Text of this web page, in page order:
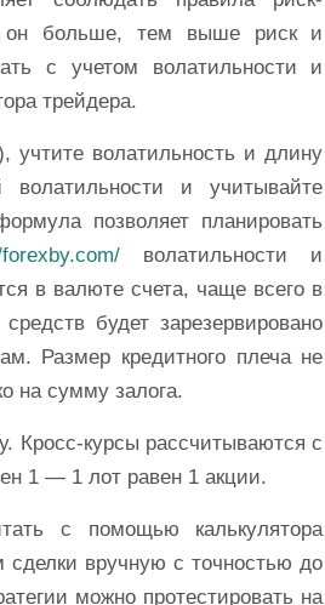
он больше, тем выше риск и
с учетом волатильности и
трейдера.
учтите волатильность и длину
и учитывайте
позволяет планировать
волатильности и
в валюте счета, чаще всего в
будет зарезервировано
Размер кредитного плеча не
на сумму залога.
Кросс-курсы рассчитываются с
1 — 1 лот равен 1 акции.
с помощью калькулятора
вручную с точностью до
можно протестировать на